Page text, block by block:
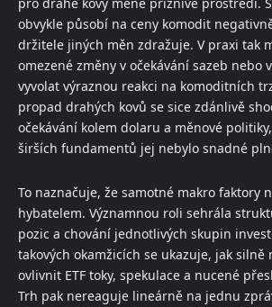
obvykle působí na ceny komodit
držitele jiných měn zdražuje. V praxi tak
omezené změny v očekávání sazeb nebo
vyvolat výraznou reakci na komoditních
propad drahých kovů se sice zdánlivě
očekávání kolem dolaru a měnové
širších fundamentů jej nebylo snadné
To naznačuje, že samotné makro faktory
hybatelem. Významnou roli sehrála
pozic a chování jednotlivých skupin
takových okamžicích se ukazuje, jak silně
ovlivnit ETF toky, spekulace a nucené
Trh pak nereaguje lineárně na jednu